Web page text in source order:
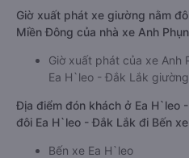
Giờ xuất phát xe giường nằm
Miền Đông của nhà xe Anh
Giờ xuất phát của xe Anh
Ea H`leo - Đắk Lắk
Địa điểm đón khách ở Ea H`leo
đôi Ea H`leo - Đắk Lắk đi Bến
Bến xe Ea H`leo